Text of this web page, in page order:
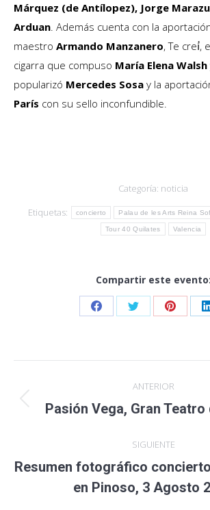
Márquez (de Antílopez), Jorge
Arduan. Además cuenta con la
maestro Armando Manzanero, Te creí́,
cigarra que compuso María Elena Walsh
popularizó Mercedes Sosa y la
París con su sello inconfundible.
Categoría: noticia
Etiquetas:
concierto Palau de les Arts Reina
Tour 40 Quilates Valencia
Compartir este evento:
Share
Facebook
Share
Twitter
Share
entre
publicaciones
ANTERIOR
Publicación
Pasión Vega, Gran Teatro
SIGUIENTE
Publicación
siguiente:
Resumen fotográfico
en Pinoso, 3 Agosto